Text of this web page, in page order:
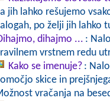
jih lahko rešujemo
po želji jih lahko
dihajmo ... :
vrstnem redu
Kako se imenuje? :
skice in
vračanja na